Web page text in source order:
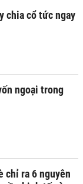
chia cổ tức ngay
ngoại trong
chỉ ra 6 nguyên